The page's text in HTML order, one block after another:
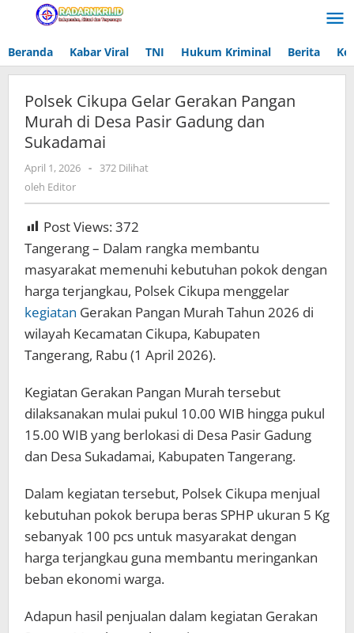
Lewati
Beranda Kabar Viral TNI Hukum Kriminal Berita
Polsek Cikupa Gelar Gerakan Pangan
Murah di Desa Pasir Gadung dan
Sukadamai
April 1, 2026 oleh
- 372 Dilihat
oleh Editor
Post Views:372
Tangerang – Dalam rangka membantu
masyarakat memenuhi kebutuhan pokok dengan
harga terjangkau, Polsek Cikupa menggelar
kegiatan Gerakan Pangan Murah Tahun 2026 di
wilayah Kecamatan Cikupa, Kabupaten
Tangerang, Rabu (1 April 2026).
Kegiatan Gerakan Pangan Murah tersebut
dilaksanakan mulai pukul 10.00 WIB hingga pukul
15.00 WIB yang berlokasi di Desa Pasir Gadung
dan Desa Sukadamai, Kabupaten Tangerang.
Dalam kegiatan tersebut, Polsek Cikupa menjual
kebutuhan pokok berupa beras SPHP ukuran 5 Kg
sebanyak 100 pcs untuk masyarakat dengan
harga terjangkau guna membantu meringankan
beban ekonomi warga.
Adapun hasil penjualan dalam kegiatan Gerakan